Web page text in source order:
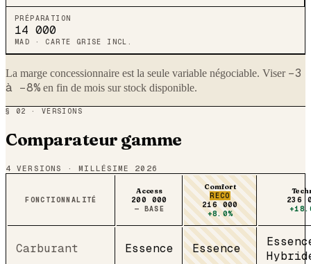
PRÉPARATION
14 000
MAD · CARTE GRISE INCL.
La marge concessionnaire est la seule variable négociable. Viser −3
à −8% en fin de mois sur stock disponible.
§ 02 · VERSIONS
Comparateur gamme
4 VERSIONS · MILLÉSIME 2026
FONCTIONNALITÉ
Access
200 000
— BASE
Comfort
RECO
216 000
+8.0%
236
Carburant Essence Essence